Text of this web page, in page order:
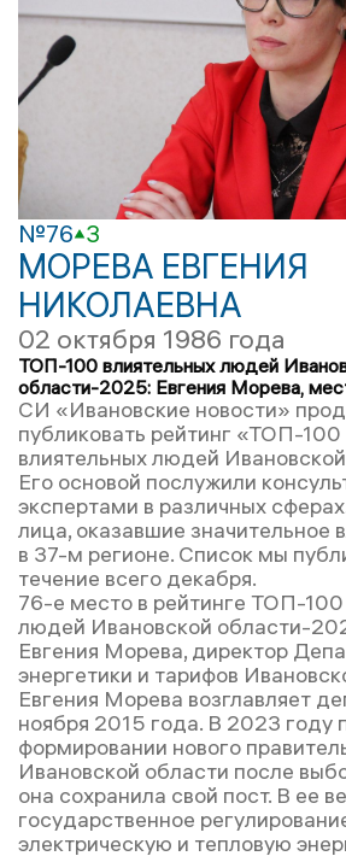
№76 3
МОРЕВА ЕВГЕНИЯ
НИКОЛАЕВНА
02 октября 1986 года
ТОП-100 влиятельных людей
области-2025: Евгения Морева,
СИ «Ивановские новости»
публиковать рейтинг «ТОП-
влиятельных людей
Его основой послужили
экспертами в различных
лица, оказавшие значительное
в 37-м регионе. Список мы
течение всего декабря.
76-е место в рейтинге ТОП-100
людей Ивановской области-
Евгения Морева, директор
энергетики и тарифов
Евгения Морева возглавляет
ноября 2015 года. В 2023 году
формировании нового
Ивановской области после
она сохранила свой пост. В ее
государственное
электрическую и тепловую